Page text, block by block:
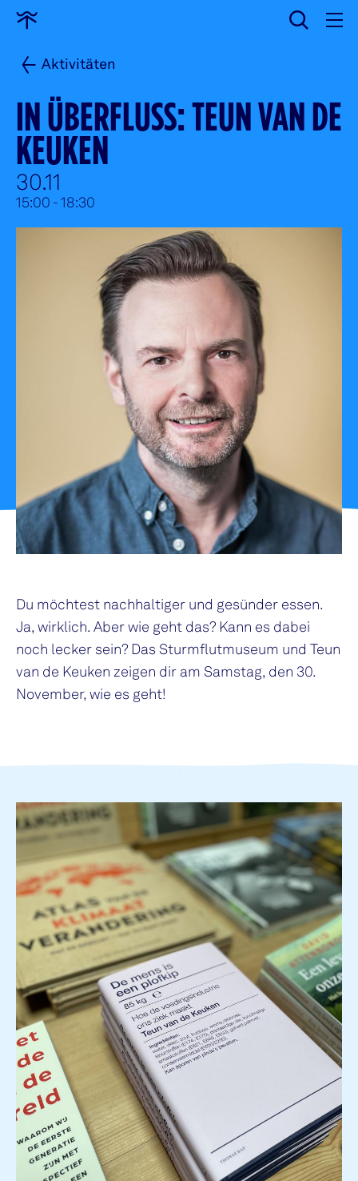
Zur
Aktivitäten
IN ÜBERFLUSS: TEUN VAN DE
KEUKEN
30.11
15:00 - 18:30
Du möchtest nachhaltiger und gesünder essen.
Ja, wirklich. Aber wie geht das? Kann es dabei
noch lecker sein? Das Sturmflutmuseum und Teun
van de Keuken zeigen dir am Samstag, den 30.
November, wie es geht!